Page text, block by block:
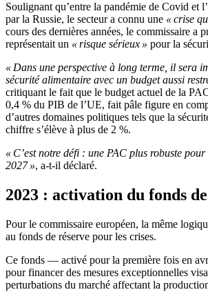
Soulignant qu’entre la pandémie de Covid et
par la Russie, le secteur a connu une « crise
cours des dernières années, le commissaire a
représentait un « risque sérieux » pour la
« Dans une perspective à long terme, il sera
sécurité alimentaire avec un budget aussi
critiquant le fait que le budget actuel de la
0,4 % du PIB de l’UE, fait pâle figure en
d’autres domaines politiques tels que la
chiffre s’élève à plus de 2 %.
« C’est notre défi : une PAC plus robuste
2027 », a-t-il déclaré.
2023 : activation du fonds
Pour le commissaire européen, la même
au fonds de réserve pour les crises.
Ce fonds — activé pour la première fois en
pour financer des mesures exceptionnelles
perturbations du marché affectant la